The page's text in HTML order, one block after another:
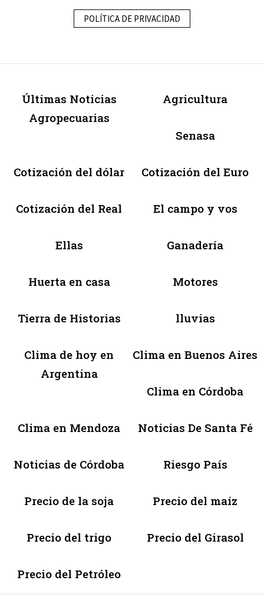
POLÍTICA DE PRIVACIDAD
Últimas Noticias
Agropecuarias
Agricultura
Senasa
Cotización del dólar Cotización del Euro
Cotización del Real El campo y vos
Ellas Ganadería
Huerta en casa Motores
Tierra de Historias lluvias
Clima de hoy en
Argentina
Clima en Buenos Aires
Clima en Córdoba
Clima en Mendoza Noticias De Santa Fé
Noticias de Córdoba Riesgo País
Precio de la soja Precio del maíz
Precio del trigo Precio del Girasol
Precio del Petróleo